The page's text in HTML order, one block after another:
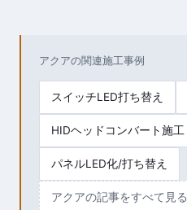
アクアの関連施工事例
スイッチLED打ち替え
HIDヘッドコンバート施工
パネルLED化/打ち替え
アクアの記事をすべて見る